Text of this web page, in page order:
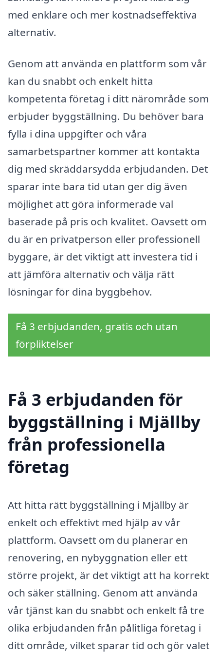
med enklare och mer kostnadseffektiva
alternativ.
Genom att använda en plattform som vår
kan du snabbt och enkelt hitta
kompetenta företag i ditt närområde som
erbjuder byggställning. Du behöver bara
fylla i dina uppgifter och våra
samarbetspartner kommer att kontakta
dig med skräddarsydda erbjudanden. Det
sparar inte bara tid utan ger dig även
möjlighet att göra informerade val
baserade på pris och kvalitet. Oavsett om
du är en privatperson eller professionell
byggare, är det viktigt att investera tid i
att jämföra alternativ och välja rätt
lösningar för dina byggbehov.
Få 3 erbjudanden, gratis och utan
förpliktelser
Få 3 erbjudanden för
byggställning i Mjällby
från professionella
företag
Att hitta rätt byggställning i Mjällby är
enkelt och effektivt med hjälp av vår
plattform. Oavsett om du planerar en
renovering, en nybyggnation eller ett
större projekt, är det viktigt att ha korrekt
och säker ställning. Genom att använda
vår tjänst kan du snabbt och enkelt få tre
olika erbjudanden från pålitliga företag i
ditt område, vilket sparar tid och gör valet